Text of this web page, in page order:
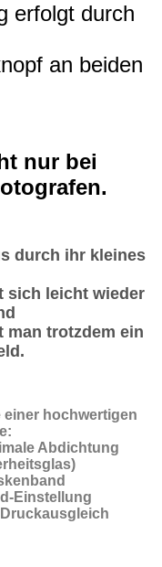
erfolgt durch
an beiden
nur bei
durch ihr kleines
sich leicht wieder
man trotzdem ein
einer hochwertigen
Abdichtung
Einstellung